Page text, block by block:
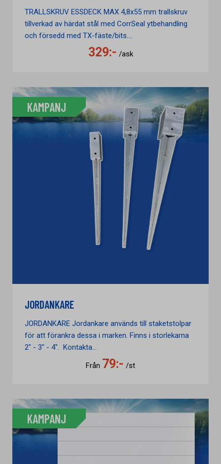
TRALLSKRUV ESSDECK MAX 4,8x55 mm trallskruv
tillverkad av härdat stål med CorrSeal ytbehandling
och försedd med TX-fäste/bits....
329:- /ask
KAMPANJ
JORDANKARE
JORDANKARE Jordankare används till staketstolpar
för att förankra dessa i marken. Finns i storlekarna
2" - 3" - 4". Kontakta...
Från 79:- /st
KAMPANJ